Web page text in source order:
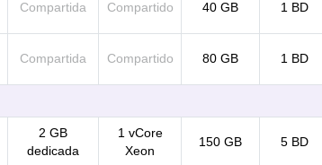
Compartida Compartido 40 GB 1 BD
Compartida Compartido 80 GB 1 BD
2 GB
dedicada
1 vCore
Xeon
150 GB 5 BD